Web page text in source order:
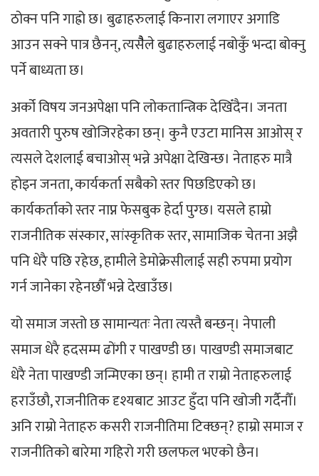
ठोक्न पनि गाह्रो छ। बुढाहरुलाई किनारा लगाएर अगाडि
आउन सक्ने पात्र छैनन्, त्यसैैले बुढाहरुलाई नबोकुँ भन्दा बोक्नु
पर्ने बाध्यता छ।
अर्को विषय जनअपेक्षा पनि लोकतान्त्रिक देखिँदैन। जनता
अवतारी पुरुष खोजिरहेका छन्। कुनै एउटा मानिस आओस् र
त्यसले देशलाई बचाओस् भन्ने अपेक्षा देखिन्छ। नेताहरु मात्रै
होइन जनता, कार्यकर्ता सबैको स्तर पिछडिएको छ।
कार्यकर्ताको स्तर नाप्न फेसबुक हेर्दा पुग्छ। यसले हाम्रो
राजनीतिक संस्कार, सांस्कृतिक स्तर, सामाजिक चेतना अझै
पनि धेरै पछि रहेछ, हामीले डेमोक्रेसीलाई सही रुपमा प्रयोग
गर्न जानेका रहेनछौँ भन्ने देखाउँछ।
यो समाज जस्तो छ सामान्यतः नेता त्यस्तै बन्छन्। नेपाली
समाज धेरै हदसम्म ढोंगी र पाखण्डी छ। पाखण्डी समाजबाट
धेरै नेता पाखण्डी जन्मिएका छन्। हामी त राम्रो नेताहरुलाई
हराउँछौ, राजनीतिक दृश्यबाट आउट हुँदा पनि खोजी गर्दैनौँ।
अनि राम्रो नेताहरु कसरी राजनीतिमा टिक्छन्? हाम्रो समाज र
राजनीतिको बारेमा गहिरो गरी छलफल भएको छैन।